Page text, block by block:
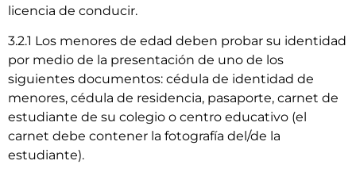
licencia de conducir.
3.2.1 Los menores de edad deben probar su identidad
por medio de la presentación de uno de los
siguientes documentos: cédula de identidad de
menores, cédula de residencia, pasaporte, carnet de
estudiante de su colegio o centro educativo (el
carnet debe contener la fotografía del/de la
estudiante).